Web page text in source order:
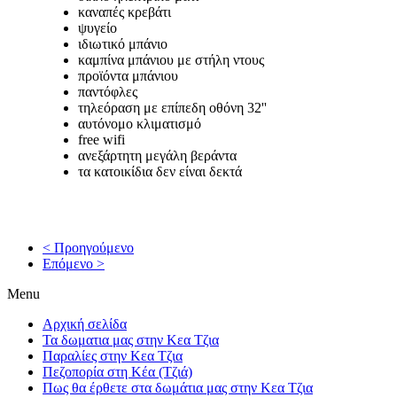
καναπές κρεβάτι
ψυγείο
ιδιωτικό μπάνιο
καμπίνα μπάνιου με στήλη ντους
προϊόντα μπάνιου
παντόφλες
τηλεόραση με επίπεδη οθόνη 32''
αυτόνομο κλιματισμό
free wifi
ανεξάρτητη μεγάλη βεράντα
τα κατοικίδια δεν είναι δεκτά
< Προηγούμενο
Επόμενο >
Menu
Αρχική σελίδα
Τα δωματια μας στην Κεα Τζια
Παραλίες στην Κεα Τζια
Πεζοπορία στη Κέα (Τζιά)
Πως θα έρθετε στα δωμάτια μας στην Κεα Τζια